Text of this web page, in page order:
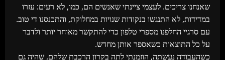
שאנחנו צריכים. לעצמי ציינתי שאנשים הם, כמו, לא רעים: עזרו
במדידות, לא התנגשו בנקודות שנויות במחלוקת, והתכנסנו די טוב.
עם סרגיי החלפנו מספרי טלפון כדי להתקשר מאוחר יותר ולדבר
על כל התוצאות כשאספר אותן מחדש.
כשהעבודה נעשתה, הוזמנתי לתה בקרון הרכבת שלהם, שהיה גם